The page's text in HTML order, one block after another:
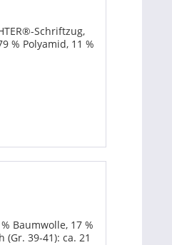
Schriftzug,
% Polyamid, 11 %
Baumwolle, 17 %
39-41): ca. 21